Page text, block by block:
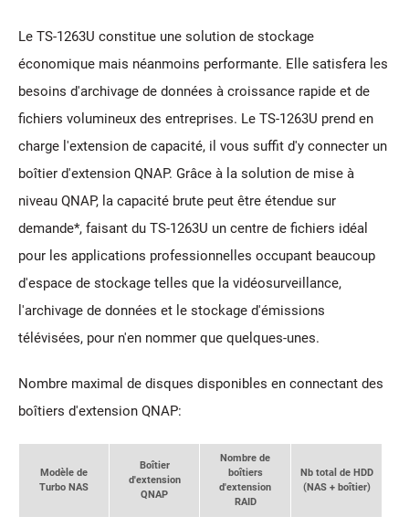
Le TS-1263U constitue une solution de stockage
économique mais néanmoins performante. Elle satisfera les
besoins d'archivage de données à croissance rapide et de
fichiers volumineux des entreprises. Le TS-1263U prend en
charge l'extension de capacité, il vous suffit d'y connecter un
boîtier d'extension QNAP. Grâce à la solution de mise à
niveau QNAP, la capacité brute peut être étendue sur
demande*, faisant du TS-1263U un centre de fichiers idéal
pour les applications professionnelles occupant beaucoup
d'espace de stockage telles que la vidéosurveillance,
l'archivage de données et le stockage d'émissions
télévisées, pour n'en nommer que quelques-unes.
Nombre maximal de disques disponibles en connectant des
boîtiers d'extension QNAP:
Modèle de
Turbo NAS
Boîtier
d'extension
QNAP
Nombre de
boîtiers
d'extension
RAID
Nb total de HDD
(NAS + boîtier)